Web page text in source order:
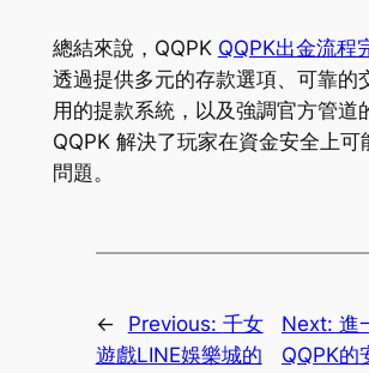
總結來說，QQPK QQPK出金流程
透過提供多元的存款選項、可靠的
用的提款系統，以及強調官方管道
QQPK 解決了玩家在資金安全上可
問題。
← Previous: 千女
遊戲LINE娛樂城的
Next:進
QQPK的